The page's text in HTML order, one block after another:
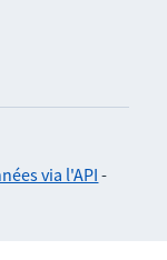
via l'API -